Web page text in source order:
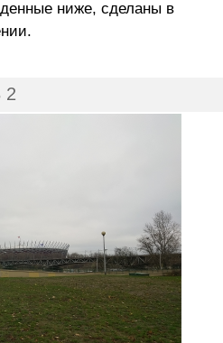
ниже, сделаны в
2